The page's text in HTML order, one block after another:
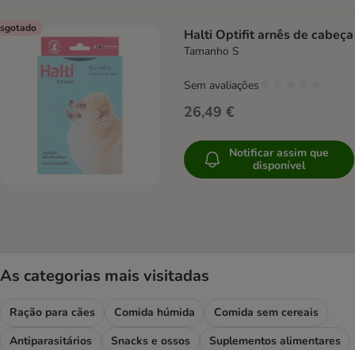
Halti Optifit arnês de cabeça
Tamanho S
26,49 €
Sem avaliações
Notificar assim que
disponível
As categorias mais visitadas
Ração para cães Comida húmida
Comida sem cereais
Antiparasitários
Snacks e ossos
Suplementos alimentares